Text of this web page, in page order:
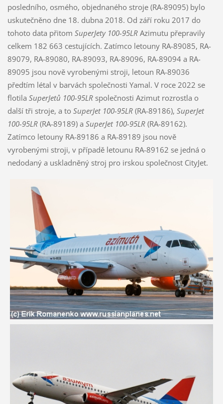
posledního, osmého, objednaného stroje (RA-89095) bylo
uskutečněno dne 18. dubna 2018. Od září roku 2017 do
tohoto data přitom SuperJety 100-95LRAzimutu přepravily
celkem 182 663 cestujících. Zatímco letouny RA-89085, RA-
89079, RA-89080, RA-89093, RA-89096, RA-89094 a RA-
89095 jsou nově vyrobenými stroji, letoun RA-89036
předtím létal v barvách společnosti Yamal. V roce 2022 se
flotila SuperJetů 100-95LRspolečnosti Azimut rozrostla o
další tři stroje, a to SuperJet 100-95LR(RA-89186), SuperJet
100-95LR(RA-89189) a SuperJet 100-95LR(RA-89162).
Zatímco letouny RA-89186 a RA-89189 jsou nově
vyrobenými stroji, v případě letounu RA-89162 se jedná o
nedodaný a uskladněný stroj pro irskou společnost CityJet.